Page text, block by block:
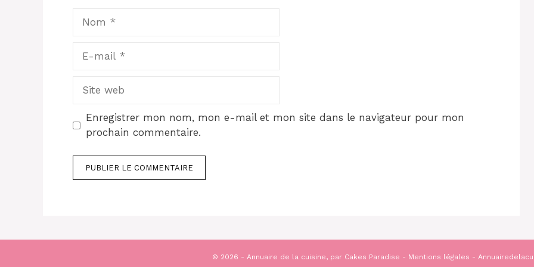
Site
Enregistrer mon nom, mon e-mail et mon site dans le navigateur pour mon
prochain commentaire.
© 2026 - Annuaire de la cuisine, par Cakes Paradise - Mentions légales -